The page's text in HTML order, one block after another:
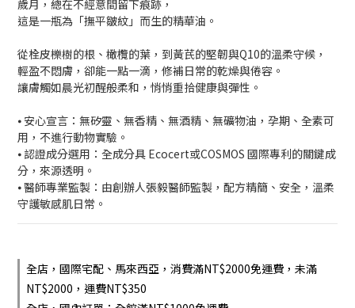
歲月，總在不經意間留下痕跡，
這是一瓶為「撫平皺紋」而生的精華油。
從栓皮櫟樹的根、橄欖的葉，到黃芪的堅韌與Q10的溫柔守候，
輕盈不悶膚，卻能一點一滴，修補日常的乾燥與倦容。
讓膚觸如晨光初醒般柔和，悄悄重拾健康與彈性。
⦁ 安心宣言：無矽靈、無香精、無酒精、無礦物油，孕期、全素可
用，不進行動物實驗。
⦁ 認證成分選用：全成分具 Ecocert或COSMOS 國際專利的關鍵成
分，來源透明。
⦁ 醫師專業監製：由創辦人張毅醫師監製，配方精簡、安全，溫柔
守護敏感肌日常。
全店，國際宅配、馬來西亞，消費滿NT$2000免運費，未滿
NT$2000，運費NT$350